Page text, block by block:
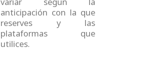
anticipación con la que
reserves y las
plataformas que
utilices.